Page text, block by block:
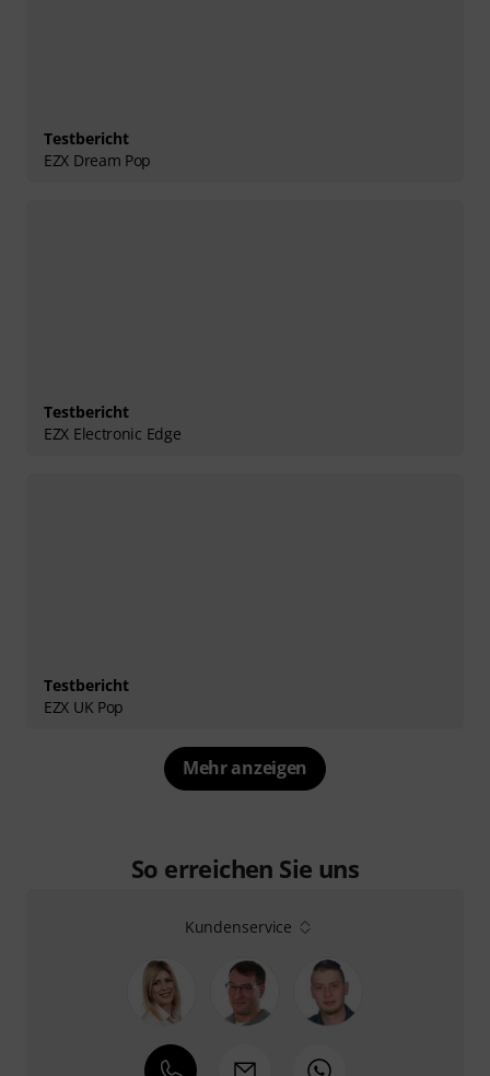
Testbericht
EZX Dream Pop
Testbericht
EZX Electronic Edge
Testbericht
EZX UK Pop
Mehr anzeigen
So erreichen Sie uns
Kundenservice